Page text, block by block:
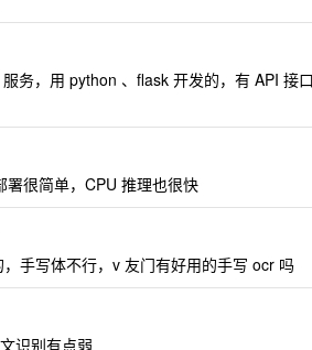
务，用 python 、flask 开发的，有 API 接
很简单，CPU 推理也很快
手写体不行，v 友门有好用的手写 ocr 吗
识别有点弱